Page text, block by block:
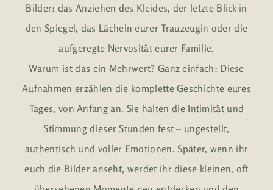
Bilder: das Anziehen des Kleides, der letzte Blick in
den Spiegel, das Lächeln eurer Trauzeugin oder die
aufgeregte Nervosität eurer Familie.
Warum ist das ein Mehrwert? Ganz einfach: Diese
Aufnahmen erzählen die komplette Geschichte eures
Tages, von Anfang an. Sie halten die Intimität und
Stimmung dieser Stunden fest – ungestellt,
authentisch und voller Emotionen. Später, wenn ihr
euch die Bilder anseht, werdet ihr diese kleinen, oft